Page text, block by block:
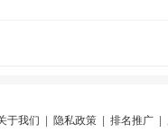
于我们 隐私政策 排名推广